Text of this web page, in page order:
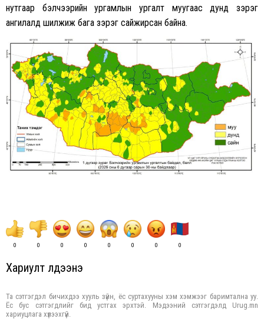
нутгаар бэлчээрийн ургамлын ургалт муугаас дунд зэрэг
ангилалд шилжиж бага зэрэг сайжирсан байна.
0 0 0 0 0 0 0 0
Хариулт үлдээнэ үү
Та сэтгэгдэл бичихдээ хууль зүйн, ёс суртахууны хэм хэмжээг баримтална уу.
Ёс бус сэтгэгдлийг бид устгах эрхтэй. Мэдээний сэтгэгдэлд Urug.mn
хариуцлага хүлээхгүй.